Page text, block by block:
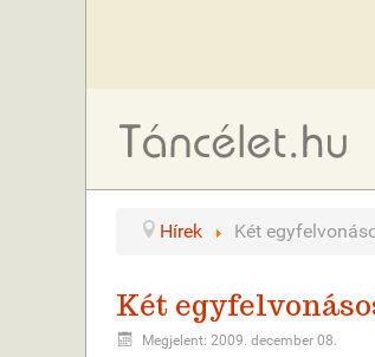
Hírek Két
Két
Megjelent: 2009. december 08.